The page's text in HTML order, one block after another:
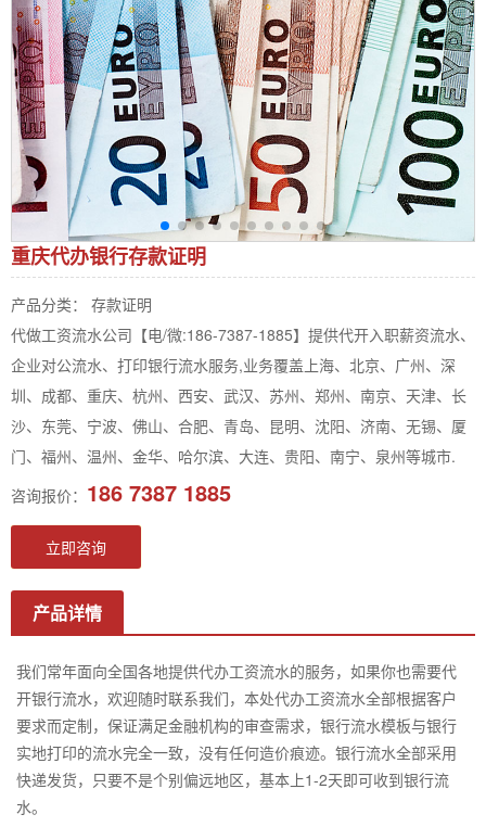
重庆代办银行存款证明
产品分类： 存款证明
代做工资流水公司【电/微:186-7387-1885】提供代开入职薪资流水、
企业对公流水、打印银行流水服务,业务覆盖上海、北京、广州、深
圳、成都、重庆、杭州、西安、武汉、苏州、郑州、南京、天津、长
沙、东莞、宁波、佛山、合肥、青岛、昆明、沈阳、济南、无锡、厦
门、福州、温州、金华、哈尔滨、大连、贵阳、南宁、泉州等城市.
咨询报价： 186 7387 1885
立即咨询
产品详情
我们常年面向全国各地提供代办工资流水的服务，如果你也需要代
开银行流水，欢迎随时联系我们，本处代办工资流水全部根据客户
要求而定制，保证满足金融机构的审查需求，银行流水模板与银行
实地打印的流水完全一致，没有任何造价痕迹。银行流水全部采用
快递发货，只要不是个别偏远地区，基本上1-2天即可收到银行流
水。